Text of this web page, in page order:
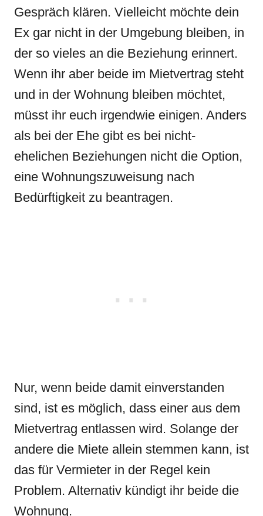
Gespräch klären. Vielleicht möchte dein
Ex gar nicht in der Umgebung bleiben, in
der so vieles an die Beziehung erinnert.
Wenn ihr aber beide im Mietvertrag steht
und in der Wohnung bleiben möchtet,
müsst ihr euch irgendwie einigen. Anders
als bei der Ehe gibt es bei nicht-
ehelichen Beziehungen nicht die Option,
eine Wohnungszuweisung nach
Bedürftigkeit zu beantragen.
Nur, wenn beide damit einverstanden
sind, ist es möglich, dass einer aus dem
Mietvertrag entlassen wird. Solange der
andere die Miete allein stemmen kann, ist
das für Vermieter in der Regel kein
Problem. Alternativ kündigt ihr beide die
Wohnung.